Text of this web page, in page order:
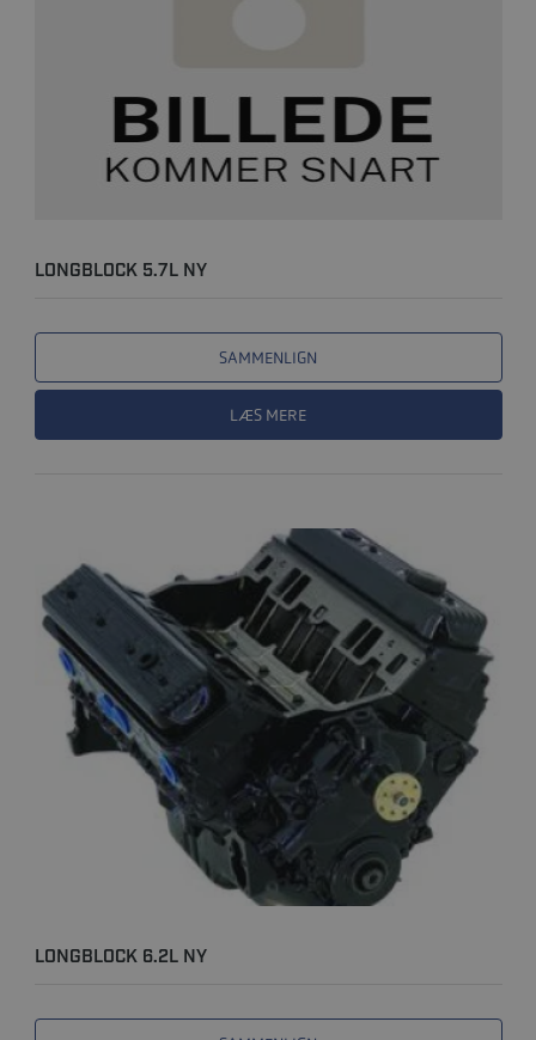
LONGBLOCK 5.7L NY
SAMMENLIGN
LÆS MERE
LONGBLOCK 6.2L NY